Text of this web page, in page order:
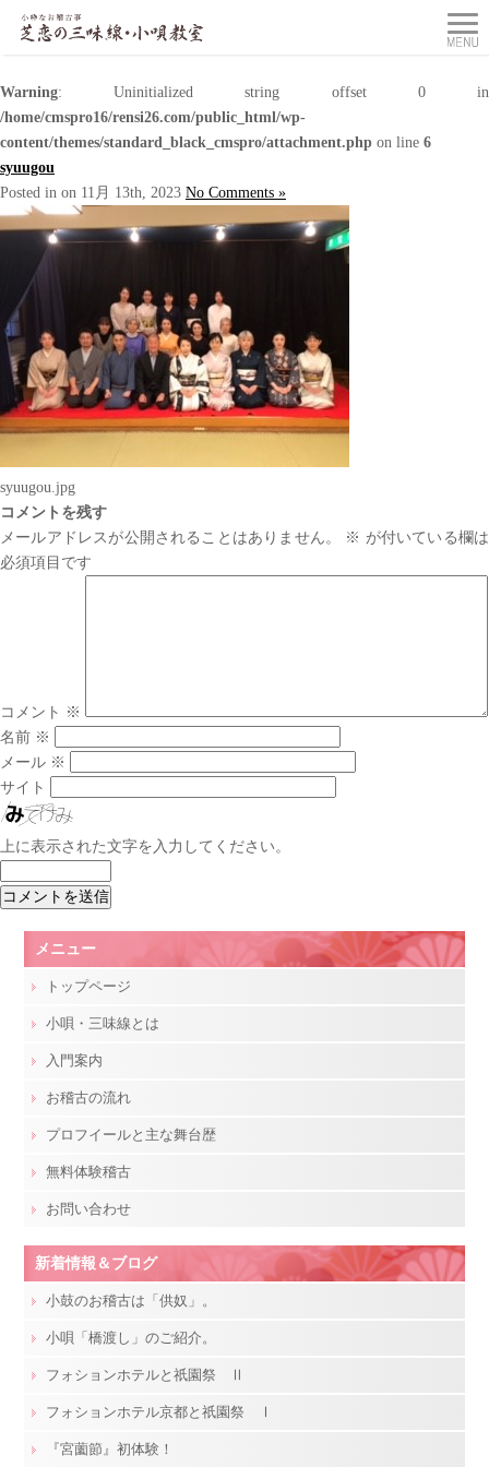
Warning: Uninitialized string offset 0 in
/home/cmspro16/rensi26.com/public_html/wp-
content/themes/standard_black_cmspro/attachment.php on line 6
syuugou
Posted in on 11月 13th, 2023 No Comments »
syuugou.jpg
コメントを残す
メールアドレスが公開されることはありません。
※ が付いている欄は
必須項目です
コメント ※
名前 ※
メール ※
サイト
上に表示された文字を入力してください。
メニュー
トップページ
小唄・三味線とは
入門案内
お稽古の流れ
プロフイールと主な舞台歴
無料体験稽古
お問い合わせ
新着情報＆ブログ
小鼓のお稽古は「供奴」。
小唄「橋渡し」のご紹介。
フォションホテルと祇園祭 Ⅱ
フォションホテル京都と祇園祭 Ⅰ
『宮薗節』初体験！